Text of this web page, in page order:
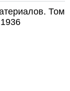
Том